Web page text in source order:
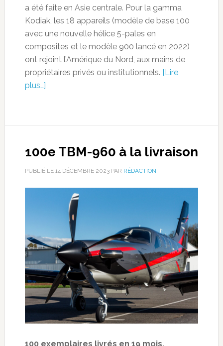
a été faite en Asie centrale. Pour la gamma
Kodiak, les 18 appareils (modèle de base 100
avec une nouvelle hélice 5-pales en
composites et le modèle 900 lancé en 2022)
ont rejoint l’Amérique du Nord, aux mains de
propriétaires privés ou institutionnels. [Lire
plus…]
100e TBM-960 à la livraison
PUBLIÉ LE 14 DÉCEMBRE 2023PAR RÉDACTION
100 exemplaires livrés en 19 mois.